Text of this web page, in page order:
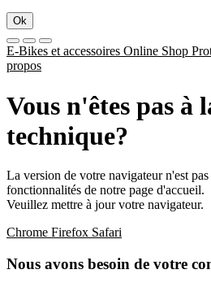
Ok
E-Bikes et accessoires Online Shop
propos
Vous n'êtes pas à
technique?
La version de votre navigateur n'est
fonctionnalités de notre page d'accueil.
Veuillez mettre à jour votre navigateur.
Chrome Firefox Safari
Nous avons besoin de votre